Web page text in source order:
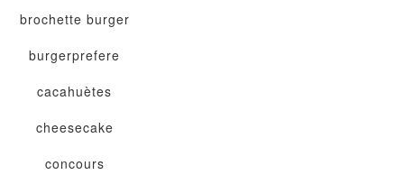
brochette burger
burgerprefere
cacahuètes
cheesecake
concours